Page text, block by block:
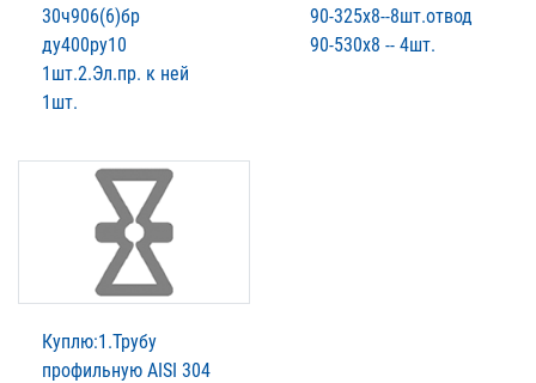
30ч906(6)бр
ду400ру10
1шт.2.Эл.пр. к ней
1шт.
90-325х8--8шт.отвод
90-530х8 -- 4шт.
Куплю:1.Трубу
профильную AISI 304